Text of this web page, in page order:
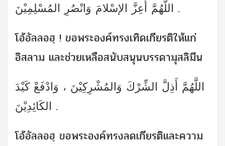
اللَّهُمَّ أَعِزَّ الإسْلامَ وَانْصُرِ المُسْلِمِيْنَ .
โอ้อัลลอฮฺ ! ขอพระองค์ทรงเทิดเกียรติให้แก่
อิสลาม และช่วยเหลือสนับสนุนบรรดามุสลิมีน
اللَّهُمَّ أَذِلَّ الشِّرْكَ وَالمُشْرِكِيْنَ ، وَادْفَعْ كَيْدَ
الكَائِدِيْنَ .
โอ้อัลลอฮฺ ขอพระองค์ทรงลดเกียรติและความ